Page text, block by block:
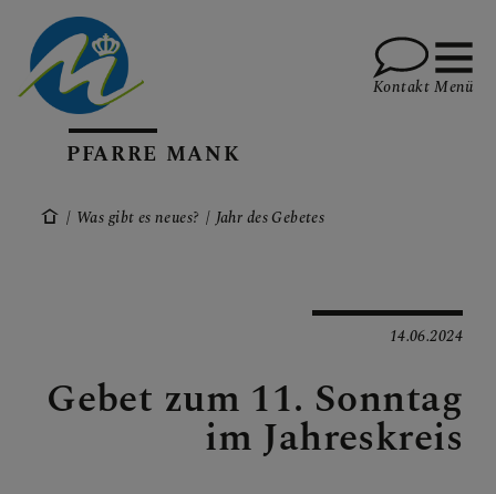
WAS GIBT ES NEUES?
Mitteilungen der Woche
Manker Pfarrblatt
Jahr des Gebetes
PFARRE MANK
Kontakt Menü
Was gibt es neues? Jahr des Gebetes
14.06.2024
Gebet zum 11. Sonntag
im Jahreskreis